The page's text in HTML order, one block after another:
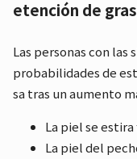
etención de
Las personas con
probabilidades de
sa tras un aumento
La piel se
La piel del